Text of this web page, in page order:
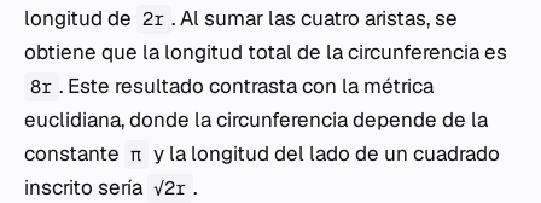
longitud de 2r . Al sumar las cuatro aristas, se
obtiene que la longitud total de la circunferencia es
8r . Este resultado contrasta con la métrica
euclidiana, donde la circunferencia depende de la
constante π y la longitud del lado de un cuadrado
inscrito sería √2r .